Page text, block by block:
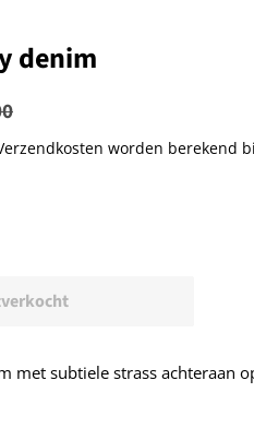
denim
worden berekend
met subtiele strass achteraan